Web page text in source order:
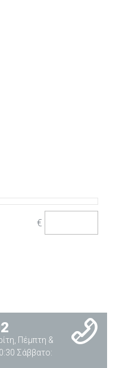
€
Πέμπτη &
Σάββατο: